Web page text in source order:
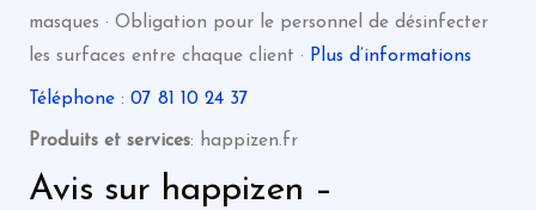
masques · Obligation pour le personnel de désinfecter
les surfaces entre chaque client · Plus d’informations
Téléphone: 07 81 10 24 37
Produits et services: happizen.fr
Avis sur happizen –